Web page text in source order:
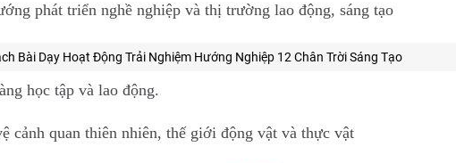
phát triển nghề nghiệp và thị trường lao động, sáng tạo
Bài Dạy Hoạt Động Trải Nghiệm Hướng Nghiệp 12 Chân Trời Sáng Tạo
học tập và lao động.
cảnh quan thiên nhiên, thế giới động vật và thực vật